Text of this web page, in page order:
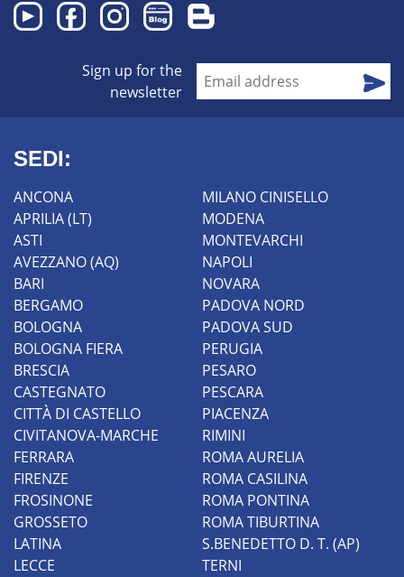
Sign up for the
newsletter
SEDI:
ANCONA
APRILIA (LT)
ASTI
AVEZZANO (AQ)
BARI
BERGAMO
BOLOGNA
BOLOGNA FIERA
BRESCIA
CASTEGNATO
CITTÀ DI CASTELLO
CIVITANOVA-MARCHE
FERRARA
FIRENZE
FROSINONE
GROSSETO
LATINA
LECCE
MILANO CINISELLO
MODENA
MONTEVARCHI
NAPOLI
NOVARA
PADOVA NORD
PADOVA SUD
PERUGIA
PESARO
PESCARA
PIACENZA
RIMINI
ROMA AURELIA
ROMA CASILINA
ROMA PONTINA
ROMA TIBURTINA
S.BENEDETTO D. T. (AP)
TERNI